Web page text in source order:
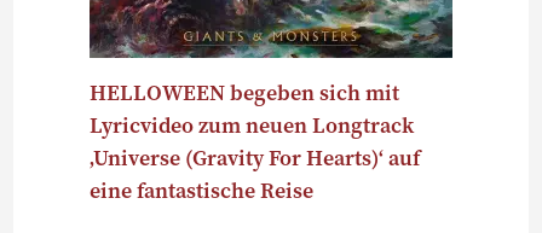
HELLOWEEN begeben sich mit
Lyricvideo zum neuen Longtrack
‚Universe (Gravity For Hearts)‘ auf
eine fantastische Reise